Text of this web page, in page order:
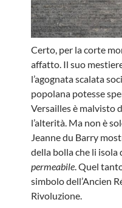
Certo, per la corte
affatto. Il suo
l’agognata scalata
popolana potesse
Versailles è malvisto
l’alterità. Ma non è
Jeanne du Barry
della bolla che li isola
permeabile. Quel
simbolo dell’Ancien
Rivoluzione.